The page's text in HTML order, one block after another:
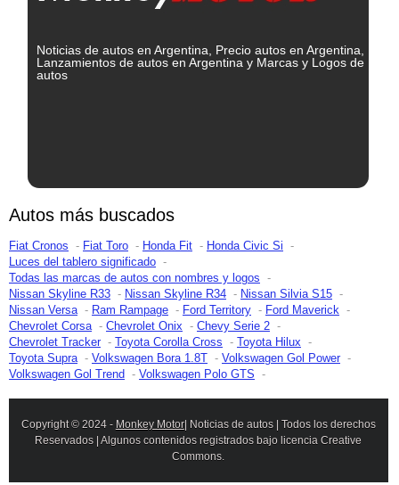
Noticias de autos en Argentina, Precio autos en Argentina,
Lanzamientos de autos en Argentina y Marcas y Logos de
autos
Autos más buscados
Fiat Cronos Fiat Toro Honda Fit
Honda Civic Si
Luces del tablero significado
Todas las marcas de autos con nombres y logos
Nissan Skyline R33
Nissan Skyline R34
Nissan Silvia S15
Nissan Versa
Ram Rampage Ford Territory
Ford Maverick
Chevrolet Corsa
Chevrolet Onix
Chevy Serie 2
Chevrolet Tracker
Toyota Corolla Cross
Toyota Hilux
Toyota Supra
Volkswagen Bora 1.8T
Volkswagen Gol Power
Volkswagen Gol Trend
Volkswagen Polo GTS
Copyright © 2024 - Monkey Motor| Noticias de autos | Todos los derechos
Reservados | Algunos contenidos registrados bajo licencia Creative
Commons.